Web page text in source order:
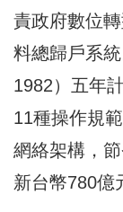
責政府數位
料總歸戶系
1982）五年
11種操作規
網絡架構，
新台幣780億